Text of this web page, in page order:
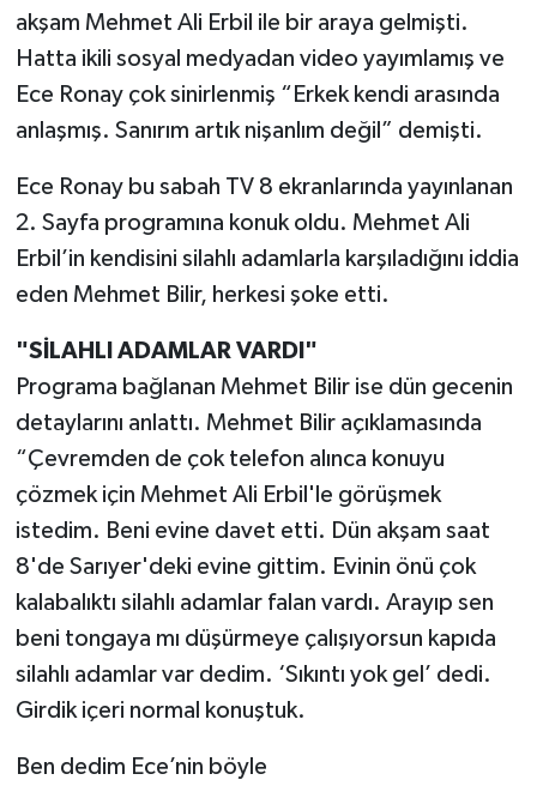
akşam Mehmet Ali Erbil ile bir araya gelmişti.
Hatta ikili sosyal medyadan video yayımlamış ve
Ece Ronay çok sinirlenmiş “Erkek kendi arasında
anlaşmış. Sanırım artık nişanlım değil” demişti.
Ece Ronay bu sabah TV 8 ekranlarında yayınlanan
2. Sayfa programına konuk oldu. Mehmet Ali
Erbil’in kendisini silahlı adamlarla karşıladığını iddia
eden Mehmet Bilir, herkesi şoke etti.
"SİLAHLI ADAMLAR VARDI"
Programa bağlanan Mehmet Bilir ise dün gecenin
detaylarını anlattı. Mehmet Bilir açıklamasında
“Çevremden de çok telefon alınca konuyu
çözmek için Mehmet Ali Erbil'le görüşmek
istedim. Beni evine davet etti. Dün akşam saat
8'de Sarıyer'deki evine gittim. Evinin önü çok
kalabalıktı silahlı adamlar falan vardı. Arayıp sen
beni tongaya mı düşürmeye çalışıyorsun kapıda
silahlı adamlar var dedim. ‘Sıkıntı yok gel’ dedi.
Girdik içeri normal konuştuk.
Ben dedim Ece’nin böyle